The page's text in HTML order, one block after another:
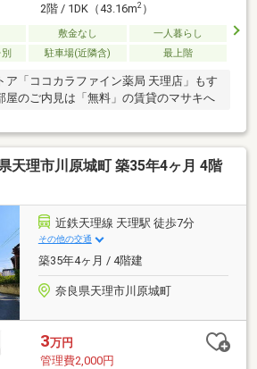
2階 / 1DK（43.16m2）
敷金なし
一人暮らし
駐車場(近隣含) 最上階
ア「ココカラファイン薬局 天理店」もす
屋のご内見は「無料」の賃貸のマサキへ
天理市川原城町 築35年4ヶ月 4階
近鉄天理線 天理駅 徒歩7分
その他の交通
築35年4ヶ月 / 4階建
奈良県天理市川原城町
3万円
管理費2,000円